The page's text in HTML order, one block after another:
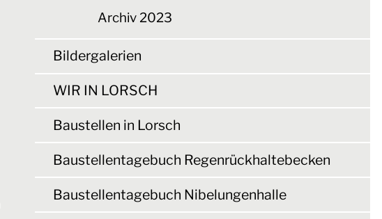
Archiv 2023
Bildergalerien
WIR IN LORSCH
Baustellen in Lorsch
Baustellentagebuch Regenrückhaltebecken
Baustellentagebuch Nibelungenhalle